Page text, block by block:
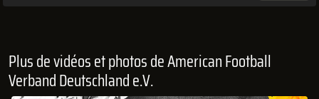
Plus de vidéos et photos de American Football
Verband Deutschland e.V.